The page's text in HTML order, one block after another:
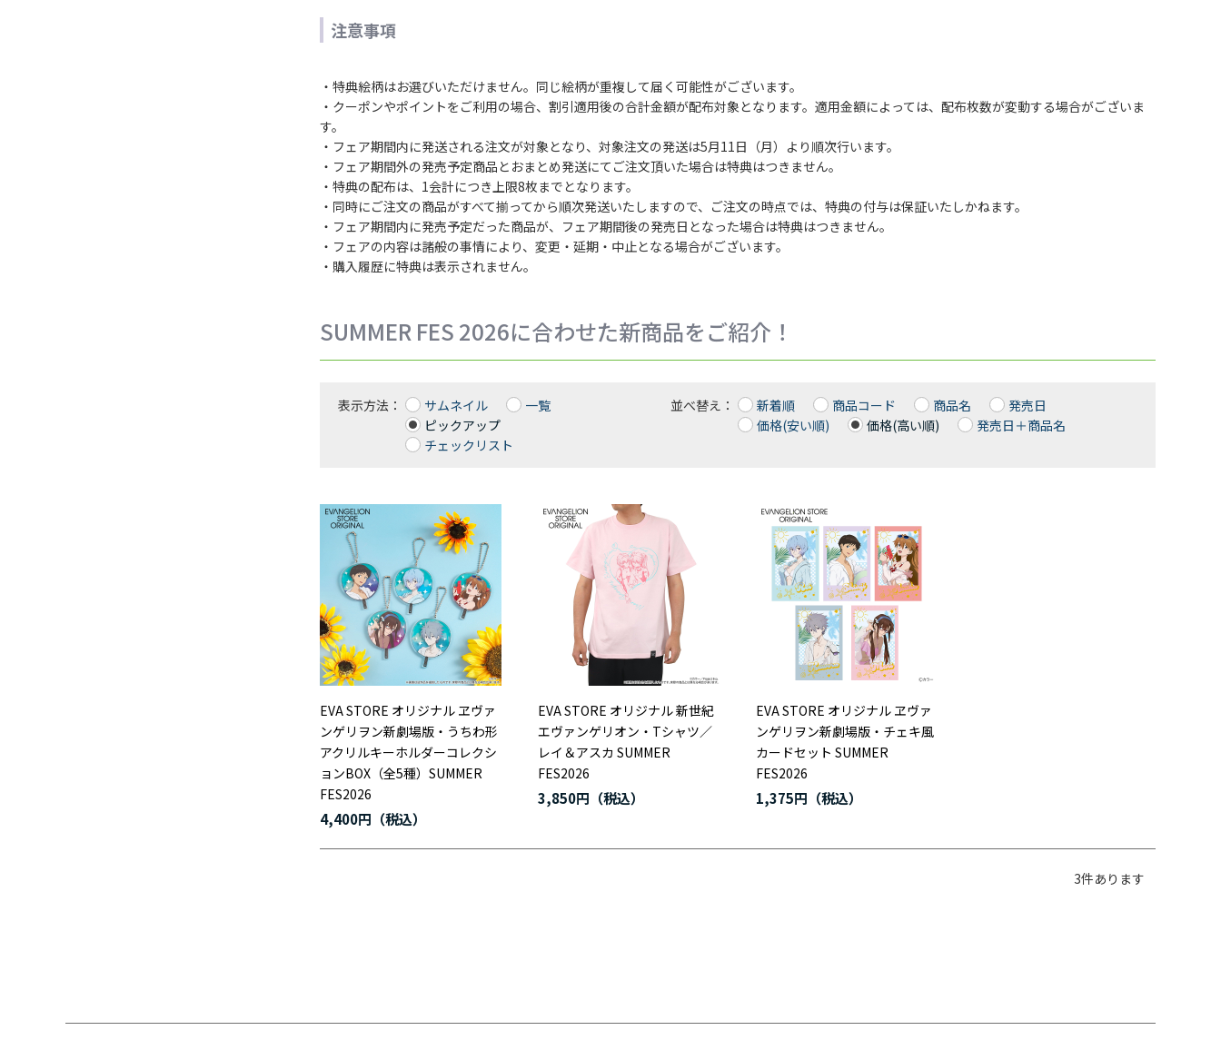
注意事項
・特典絵柄はお選びいただけません。同じ絵柄が重複して届く可能性がございます。
・クーポンやポイントをご利用の場合、割引適用後の合計金額が配布対象となります。適用金額によっては、配布枚数が変動する場合がございま
す。
・フェア期間内に発送される注文が対象となり、対象注文の発送は5月11日（月）より順次行います。
・フェア期間外の発売予定商品とおまとめ発送にてご注文頂いた場合は特典はつきません。
・特典の配布は、1会計につき上限8枚までとなります。
・同時にご注文の商品がすべて揃ってから順次発送いたしますので、ご注文の時点では、特典の付与は保証いたしかねます。
・フェア期間内に発売予定だった商品が、フェア期間後の発売日となった場合は特典はつきません。
・フェアの内容は諸般の事情により、変更・延期・中止となる場合がございます。
・購入履歴に特典は表示されません。
SUMMER FES 2026に合わせた新商品をご紹介！
表示方法： サムネイル
一覧
ピックアップ
チェックリスト
並べ替え： 新着順 商品コード 商品名
発売日
価格(安い順)
価格(高い順) 発売日＋商品名
EVA STORE オリジナル ヱヴァ
ンゲリヲン新劇場版・うちわ形
アクリルキーホルダーコレクシ
ョンBOX（全5種）SUMMER
FES2026
4,400円
EVA STORE オリジナル 新世紀
エヴァンゲリオン・Tシャツ／
レイ＆アスカ SUMMER
FES2026
3,850円
EVA STORE オリジナル ヱヴァ
ンゲリヲン新劇場版・チェキ風
カードセット SUMMER
FES2026
1,375円
3件あります